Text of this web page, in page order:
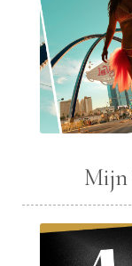
Mijn